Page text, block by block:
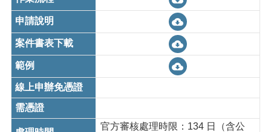
官方審核處理時限：134 日（含公